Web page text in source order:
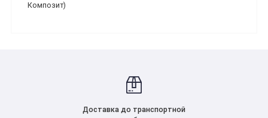
Композит)
Доставка до транспортной